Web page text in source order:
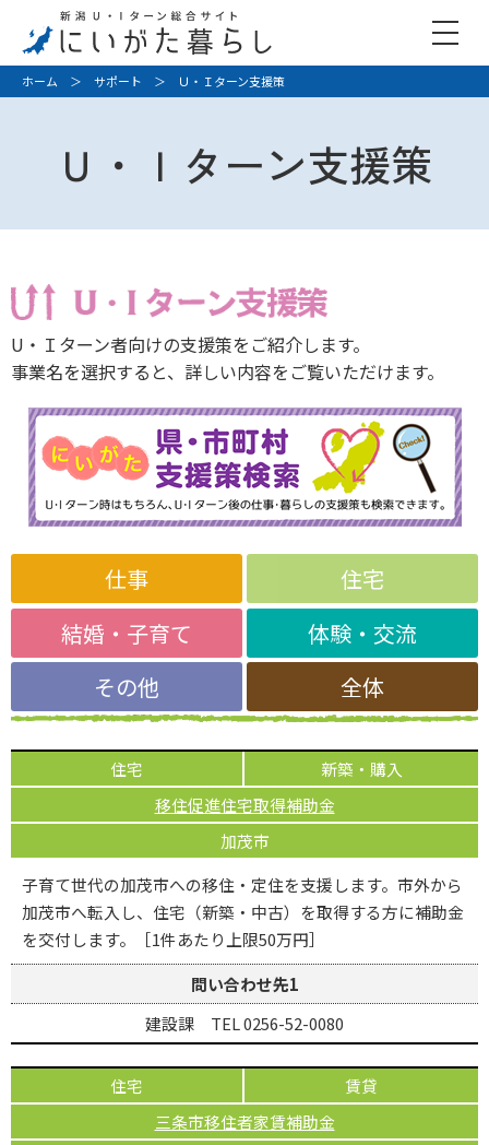
ホーム ＞ サポート ＞ Ｕ・Ｉターン支援策
Ｕ・Ｉターン支援策
U・Ｉターン者向けの支援策をご紹介します。
事業名を選択すると、詳しい内容をご覧いただけます。
仕事
住宅
結婚・子育て
体験・交流
その他
全体
住宅
新築・購入
移住促進住宅取得補助金
加茂市
子育て世代の加茂市への移住・定住を支援します。市外から
加茂市へ転入し、住宅（新築・中古）を取得する方に補助金
を交付します。［1件あたり上限50万円］
問い合わせ先1
建設課 TEL 0256-52-0080
住宅
賃貸
三条市移住者家賃補助金